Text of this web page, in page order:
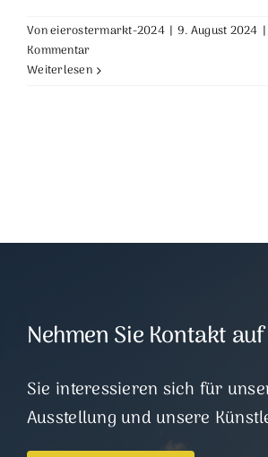
Voneierostermarkt-2024 | 9. August 2024 |
Kommentar
Weiterlesen
Nehmen Sie Kontakt auf
Sie interessieren sich für
Ausstellung und unsere